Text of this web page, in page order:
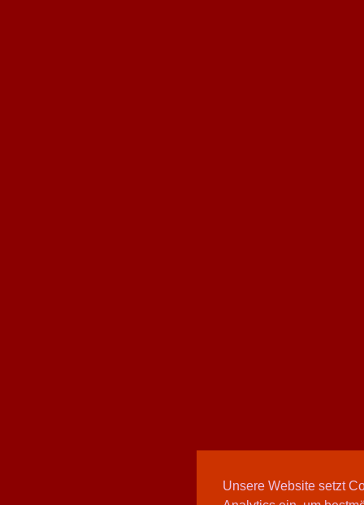
Unsere Website setzt